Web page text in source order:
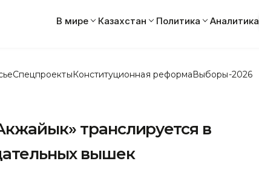
В мире Казахстан Политика Аналитика
СпецпроектыКонституционная реформаВыборы-2026
транслируется в
вышек